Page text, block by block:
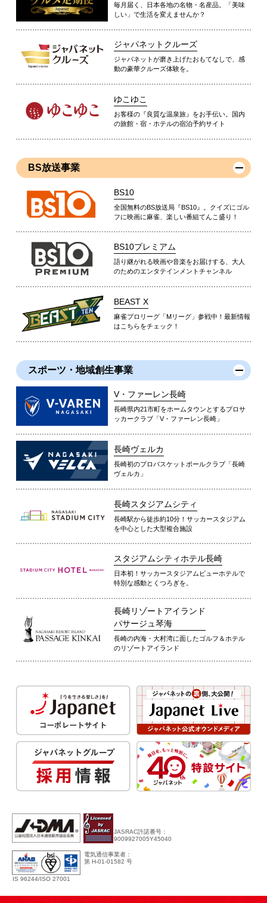
毎月届く、日本各地の名物・名産品。「美味
しい」で生活を変えませんか？
ジャパネットクルーズ
ジャパネットが磨き上げたおもてなしで、感
動の豪華クルーズ体験を。
ゆこゆこ
お客様の『良質な温泉旅』をお手伝い。国内
の旅館・宿・ホテルの宿泊予約サイト
BS放送事業
BS10
全国無料のBS放送局『BS10』。クイズにゴル
フに映画に麻雀、楽しい番組てんこ盛り！
BS10プレミアム
語り継がれる映画や音楽をお届けする、大人
のためのエンタテインメントチャンネル
BEAST X
麻雀プロリーグ「Mリーグ」参戦中！最新情報
はこちらをチェック！
スポーツ・地域創生事業
V・ファーレン長崎
長崎県内21市町をホームタウンとするプロサ
ッカークラブ「V・ファーレン長崎」
長崎ヴェルカ
長崎初のプロバスケットボールクラブ「長崎
ヴェルカ」
長崎スタジアムシティ
長崎駅から徒歩約10分！サッカースタジアム
を中心とした大型複合施設
スタジアムシティホテル長崎
日本初！サッカースタジアムビューホテルで
特別な感動とくつろぎを。
長崎リゾートアイランド
パサージュ琴海
長崎の内海・大村湾に面したゴルフ＆ホテル
のリゾートアイランド
JASRAC許諾番号：
9009927005Y45040
IS 96244/ISO 27001
電気通信事業者：
第 H-01-01582 号